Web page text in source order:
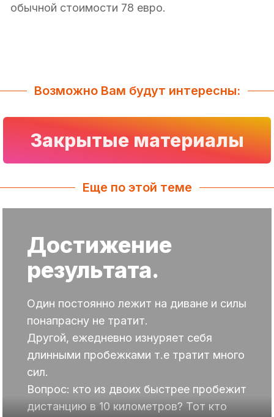
обычной стоимости 78 евро.
Возможно Вам будут интересны:
Закрытые материалы
Еще по этой теме
Достижение
результата.
Один постоянно лежит на диване и силы
понапрасну не тратит.
Другой, ежедневно изнуряет себя
длинными пробежками т.е тратит много
сил.
Вопрос: кто из двоих быстрее пробежит
дистанцию в 10 километров? Тот кто